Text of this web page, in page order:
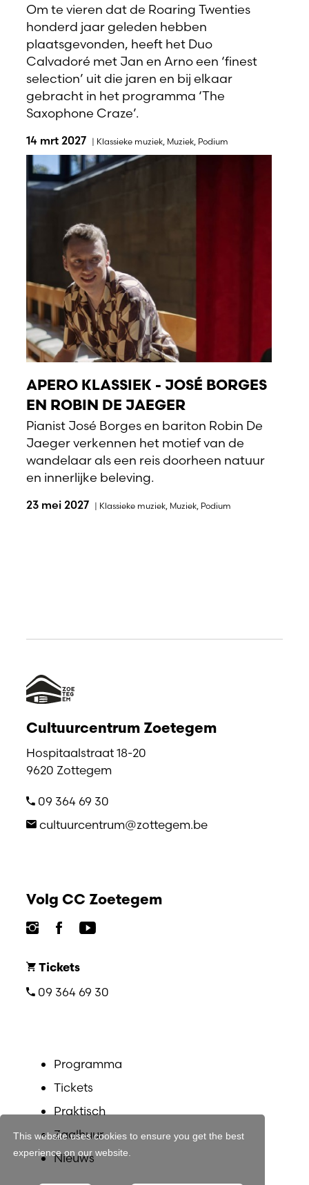
This website uses cookies to ensure you get the best
experience on our website.
Om te vieren dat de Roaring Twenties
honderd jaar geleden hebben
plaatsgevonden, heeft het Duo
Calvadoré met Jan en Arno een ‘finest
selection’ uit die jaren en bij elkaar
gebracht in het programma ‘The
Saxophone Craze’.
14 mrt 2027 | Klassieke muziek Muziek Podium
APERO KLASSIEK - JOSÉ BORGES
EN ROBIN DE JAEGER
Pianist José Borges en bariton Robin De
Jaeger verkennen het motief van de
wandelaar als een reis doorheen natuur
en innerlijke beleving.
23 mei 2027 | Klassieke muziek, Muziek, Podium
Cultuurcentrum Zoetegem
Hospitaalstraat 18-20
9620 Zottegem
09 364 69 30
cultuurcentrum@zottegem.be
Volg CC Zoetegem
Tickets
09 364 69 30
Programma
Tickets
Praktisch
Zaalhuur
Nieuws